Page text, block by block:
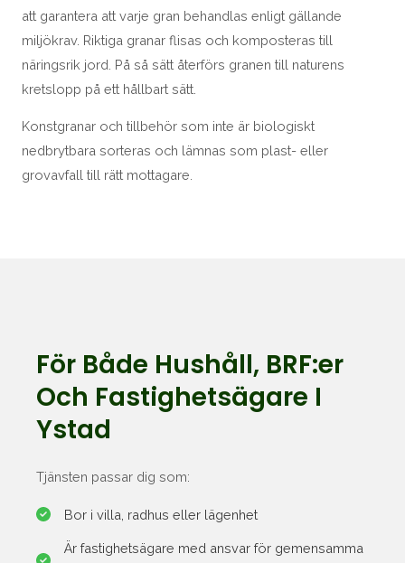
att garantera att varje gran behandlas enligt gällande
miljökrav. Riktiga granar flisas och komposteras till
näringsrik jord. På så sätt återförs granen till naturens
kretslopp på ett hållbart sätt.
Konstgranar och tillbehör som inte är biologiskt
nedbrytbara sorteras och lämnas som plast- eller
grovavfall till rätt mottagare.
För Både Hushåll, BRF:er
Och Fastighetsägare I
Ystad
Tjänsten passar dig som:
Bor i villa, radhus eller lägenhet
Är fastighetsägare med ansvar för gemensamma